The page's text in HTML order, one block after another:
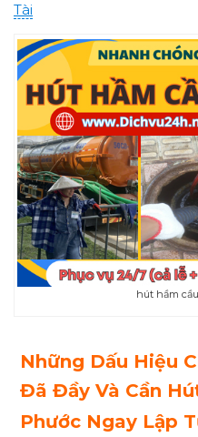
Tài
hút hầm
Những Dấu Hiệu
Đã Đầy Và Cần
Phước Ngay Lập